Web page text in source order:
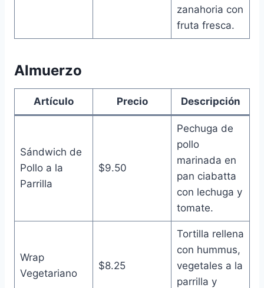
zanahoria con
fruta fresca.
Almuerzo
Artículo Precio Descripción
Sándwich de
Pollo a la
Parrilla
$9.50
Pechuga de
pollo
marinada en
pan ciabatta
con lechuga y
tomate.
Wrap
Vegetariano
$8.25
Tortilla rellena
con hummus,
vegetales a la
parrilla y